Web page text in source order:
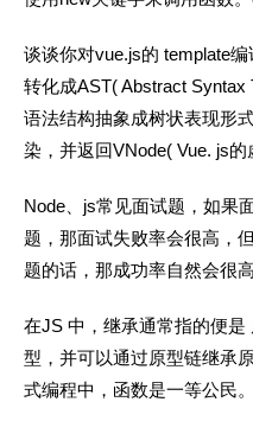
谈谈你对vue.js的 template
转化成AST( Abstract
语法结构抽象成树状表现形
染，并返回VNode( Vue. js的
Node、js常见面试题，如果
题，那面试失败率会很高，
题的话，那成功率自然会很
在JS 中，继承通常指的便
型，并可以通过原型链继承
式编程中，函数是一等公民。